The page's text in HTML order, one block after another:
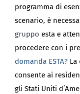
programma di
scenario, è
gruppo esta e
procedere con i
domanda ESTA?La
consente ai
gli Stati Uniti